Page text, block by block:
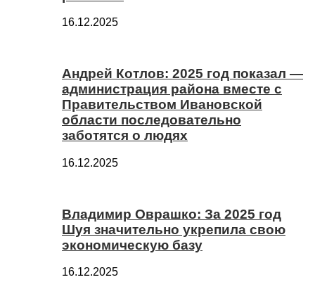
16.12.2025
Андрей Котлов: 2025 год показал —
администрация района вместе с
Правительством Ивановской
области последовательно
заботятся о людях
16.12.2025
Владимир Оврашко: За 2025 год
Шуя значительно укрепила свою
экономическую базу
16.12.2025